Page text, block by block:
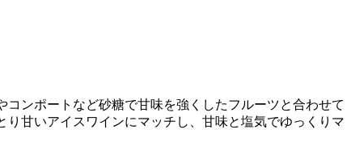
ンポートなど砂糖で甘味を強くしたフルーツと合わせて
甘いアイスワインにマッチし、甘味と塩気でゆっくりマ